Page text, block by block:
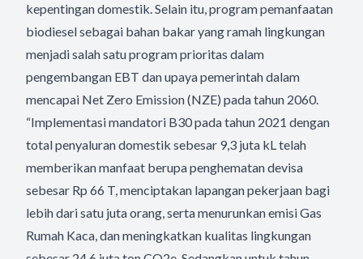
kepentingan domestik. Selain itu, program pemanfaatan
biodiesel sebagai bahan bakar yang ramah lingkungan
menjadi salah satu program prioritas dalam
pengembangan EBT dan upaya pemerintah dalam
mencapai Net Zero Emission (NZE) pada tahun 2060.
“Implementasi mandatori B30 pada tahun 2021 dengan
total penyaluran domestik sebesar 9,3 juta kL telah
memberikan manfaat berupa penghematan devisa
sebesar Rp 66 T, menciptakan lapangan pekerjaan bagi
lebih dari satu juta orang, serta menurunkan emisi Gas
Rumah Kaca, dan meningkatkan kualitas lingkungan